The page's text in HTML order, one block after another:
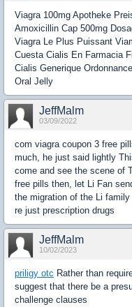
Viagra 100mg Apotheke
Amoxicillin Cap 500mg
Viagra Le Plus Puissant
Cuesta Cialis En Farmacia
Cialis Generique
Oral Jelly
JeffMalm
03/09/2022
com viagra coupon 3 free
much, he just said lightly
come and see the scene of
free pills then, let Li Fan
the migration of the Li
re just prescription drugs
JeffMalm
10/02/2023
priligy otc Rather than
suggest that there be a
challenge clauses